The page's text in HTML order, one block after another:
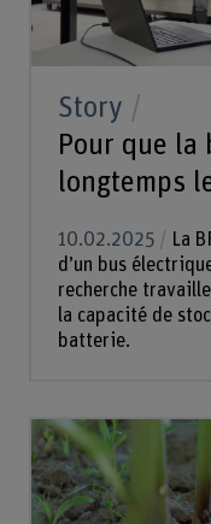
Story
Pour que
longtemps
10.02.2025
La
d’un bus
recherche
la capacité de
batterie.